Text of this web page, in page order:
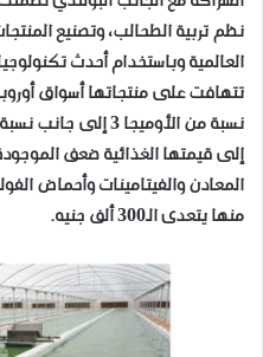
نظم تربية الطحالب، وتصنيع
العالمية وباستخدام أحدث
تتهافت على منتجاتها أسواق
إلى قيمتها الغذائية ضعف
المعادن والفيتامينات وأحماض
منها يتعدى الـ300 ألف جنيه.